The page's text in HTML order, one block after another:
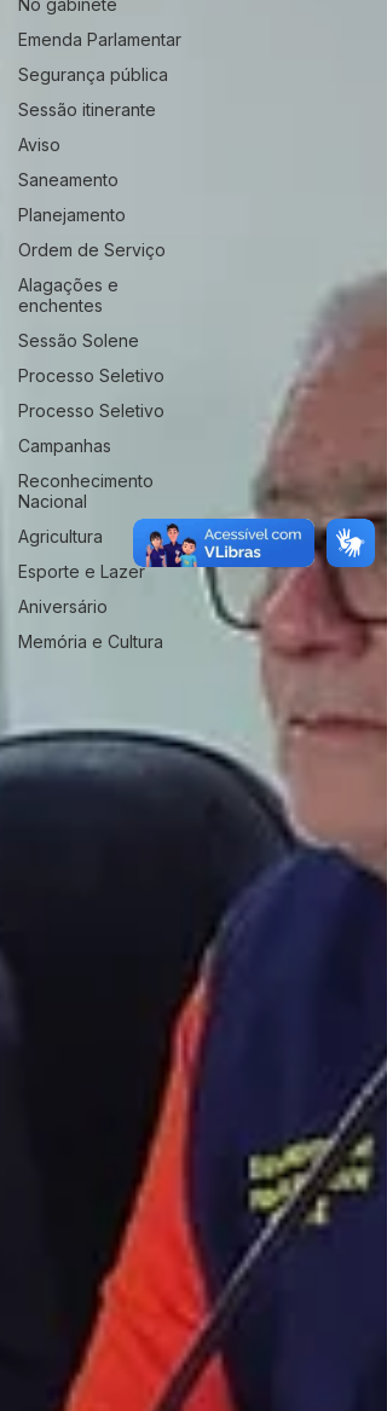
No gabinete
Emenda Parlamentar
Segurança pública
Sessão itinerante
Aviso
Saneamento
Planejamento
Ordem de Serviço
Alagações e
enchentes
Sessão Solene
Processo Seletivo
Processo Seletivo
Campanhas
Reconhecimento
Nacional
Agricultura
Esporte e Lazer
Aniversário
Memória e Cultura